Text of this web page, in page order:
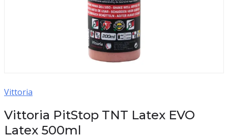
Vittoria
Vittoria PitStop TNT Latex EVO
Latex 500ml